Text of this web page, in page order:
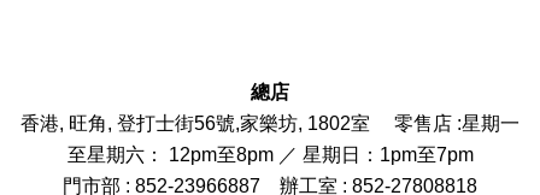
總店
香港, 旺角, 登打士街56號,家樂坊, 1802室 零售店 :星期一
至星期六： 12pm至8pm ／ 星期日：1pm至7pm
門市部 : 852-23966887 辦工室 : 852-27808818